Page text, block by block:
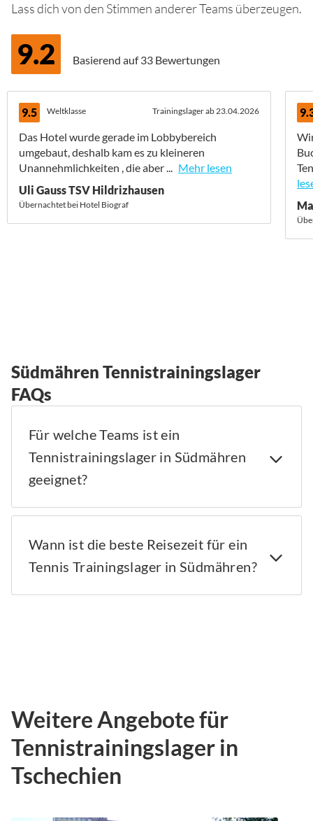
Lass dich von den Stimmen anderer Teams überzeugen.
9.2 Basierend auf33 Bewertungen
9.5 Weltklasse Trainingslager ab 23.04.2026
Das Hotel wurde gerade im Lobbybereich
umgebaut, deshalb kam es zu kleineren
Unannehmlichkeiten , die aber ... Mehr lesen
Uli Gauss TSV Hildrizhausen
Übernachtet bei Hotel Biograf
Südmähren Tennistrainingslager
FAQs
Für welche Teams ist ein
Tennistrainingslager in Südmähren
geeignet?
Wann ist die beste Reisezeit für ein
Tennis Trainingslager in Südmähren?
Weitere Angebote für
Tennistrainingslager in
Tschechien